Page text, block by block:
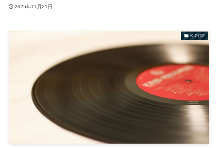
2025年11月21日
K-POP